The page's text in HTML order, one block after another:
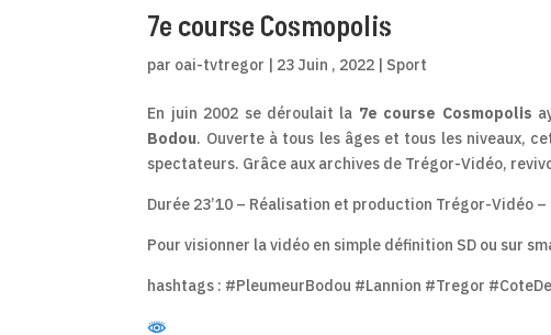
7e course Cosmopolis
par oai-tvtregor | 23 Juin , 2022 | Sport
En juin 2002 se déroulait la 7e course Cosmopolis
Bodou. Ouverte à tous les âges et tous les niveaux,
spectateurs. Grâce aux archives de Trégor-Vidéo,
Durée 23’10 – Réalisation et production Trégor-Vidéo –
Pour visionner la vidéo en simple définition SD ou sur
hashtags : #PleumeurBodou #Lannion #Tregor